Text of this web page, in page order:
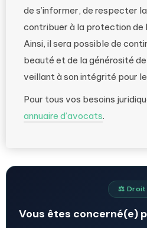
de s’informer, de respecter
contribuer à la protection de
Ainsi, il sera possible de
beauté et de la générosité
veillant à son intégrité pour
Pour tous vos besoins
annuaire d’avocats.
⚖️ Droit
Vous êtes concerné(e)